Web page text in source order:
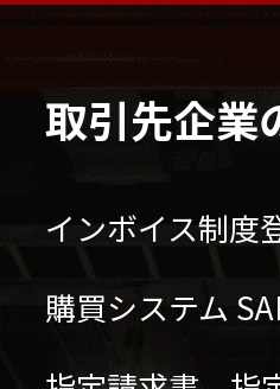
取引先企業
インボイス制度
購買システム